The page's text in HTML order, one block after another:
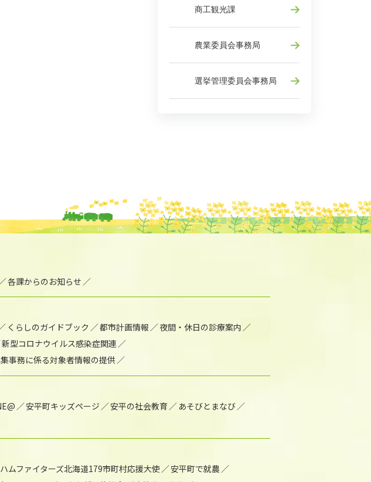
商工観光課
農業委員会事務局
選挙管理委員会事務局
各課からのお知らせ
くらしのガイドブック 都市計画情報
夜間・休日の診療案内
新型コロナウイルス感染症関連
事務に係る対象者情報の提供
安平町キッズページ 安平の社会教育
あそびとまなび
ムファイターズ北海道179市町村応援大使
安平町で就農